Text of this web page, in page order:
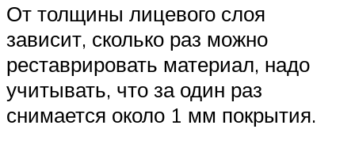
От толщины лицевого слоя
зависит, сколько раз можно
реставрировать материал, надо
учитывать, что за один раз
снимается около 1 мм покрытия.